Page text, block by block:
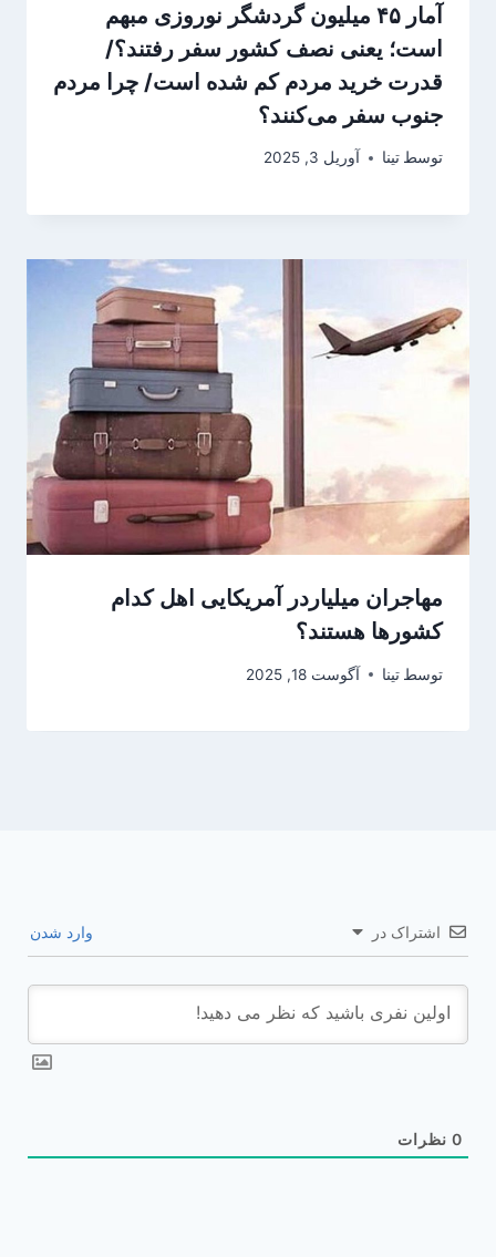
آمار ۴۵ میلیون گردشگر نوروزی مبهم
است؛ یعنی نصف کشور سفر رفتند؟/
قدرت خرید مردم کم شده است/ چرا مردم
جنوب سفر می‌کنند؟
توسط تینا آوریل 3, 2025
مهاجران میلیاردر آمریکایی اهل کدام
کشورها هستند؟
توسط تینا آگوست 18, 2025
اشتراک در وارد شدن
0 نظرات